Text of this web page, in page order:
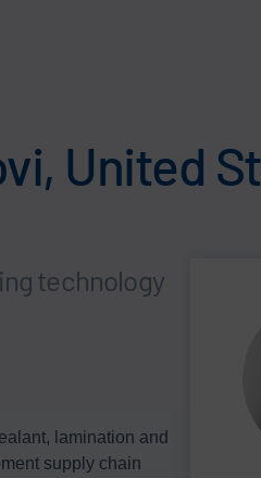
United
technology
lamination and
supply chain